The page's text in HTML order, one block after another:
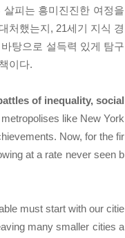
피는 흥미진진한 여정을
처했는지, 21세기 지식 경
탕으로 설득력 있게 탐구
이다.
of inequality, social
like New York
Now, for the fir
at a rate never seen b
must start with our citie
many smaller cities a